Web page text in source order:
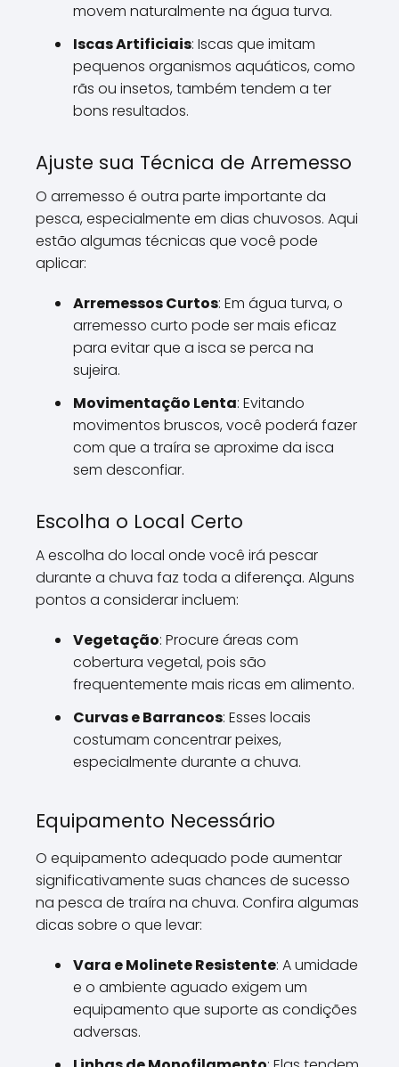
movem naturalmente na água turva.
Iscas Artificiais: Iscas que imitam
pequenos organismos aquáticos, como
rãs ou insetos, também tendem a ter
bons resultados.
Ajuste sua Técnica de Arremesso
O arremesso é outra parte importante da
pesca, especialmente em dias chuvosos. Aqui
estão algumas técnicas que você pode
aplicar:
Arremessos Curtos: Em água turva, o
arremesso curto pode ser mais eficaz
para evitar que a isca se perca na
sujeira.
Movimentação Lenta: Evitando
movimentos bruscos, você poderá fazer
com que a traíra se aproxime da isca
sem desconfiar.
Escolha o Local Certo
A escolha do local onde você irá pescar
durante a chuva faz toda a diferença. Alguns
pontos a considerar incluem:
Vegetação: Procure áreas com
cobertura vegetal, pois são
frequentemente mais ricas em alimento.
Curvas e Barrancos: Esses locais
costumam concentrar peixes,
especialmente durante a chuva.
Equipamento Necessário
O equipamento adequado pode aumentar
significativamente suas chances de sucesso
na pesca de traíra na chuva. Confira algumas
dicas sobre o que levar:
Vara e Molinete Resistente: A umidade
e o ambiente aguado exigem um
equipamento que suporte as condições
adversas.